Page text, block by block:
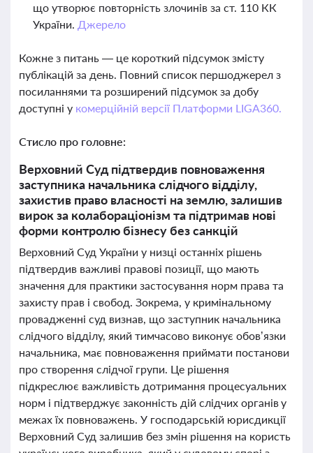
що утворює повторність злочинів за ст. 110 КК
України. Джерело
Кожне з питань — це короткий підсумок змісту
публікацій за день. Повний список першоджерел з
посиланнями та розширений підсумок за добу
доступні у комерційній версії Платформи LIGA360.
Стисло про головне:
Верховний Суд підтвердив повноваження
заступника начальника слідчого відділу,
захистив право власності на землю, залишив
вирок за колабораціонізм та підтримав нові
форми контролю бізнесу без санкцій
Верховний Суд України у низці останніх рішень
підтвердив важливі правові позиції, що мають
значення для практики застосування норм права та
захисту прав і свобод. Зокрема, у кримінальному
провадженні суд визнав, що заступник начальника
слідчого відділу, який тимчасово виконує обов’язки
начальника, має повноваження приймати постанови
про створення слідчої групи. Це рішення
підкреслює важливість дотримання процесуальних
норм і підтверджує законність дій слідчих органів у
межах їх повноважень. У господарській юрисдикції
Верховний Суд залишив без змін рішення на користь